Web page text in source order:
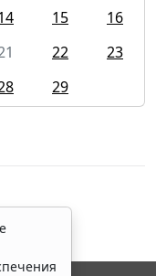
15
16
22
23
29